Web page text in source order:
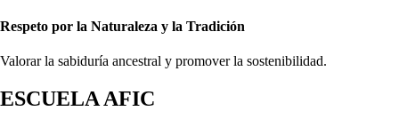
Respeto por la Naturaleza y la Tradición
Valorar la sabiduría ancestral y promover la sostenibilidad.
ESCUELA AFIC